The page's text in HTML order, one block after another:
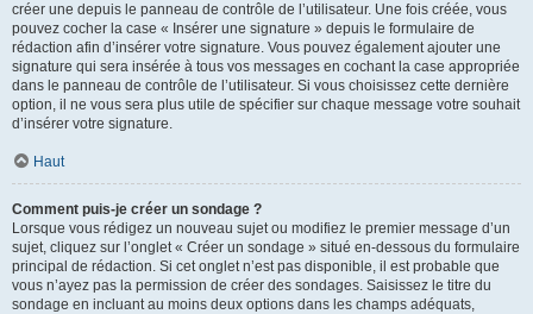
créer une depuis le panneau de contrôle de l’utilisateur. Une fois créée, vous
pouvez cocher la case « Insérer une signature » depuis le formulaire de
rédaction afin d’insérer votre signature. Vous pouvez également ajouter une
signature qui sera insérée à tous vos messages en cochant la case appropriée
dans le panneau de contrôle de l’utilisateur. Si vous choisissez cette dernière
option, il ne vous sera plus utile de spécifier sur chaque message votre souhait
d’insérer votre signature.
Haut
Comment puis-je créer un sondage ?
Lorsque vous rédigez un nouveau sujet ou modifiez le premier message d’un
sujet, cliquez sur l’onglet « Créer un sondage » situé en-dessous du formulaire
principal de rédaction. Si cet onglet n’est pas disponible, il est probable que
vous n’ayez pas la permission de créer des sondages. Saisissez le titre du
sondage en incluant au moins deux options dans les champs adéquats,